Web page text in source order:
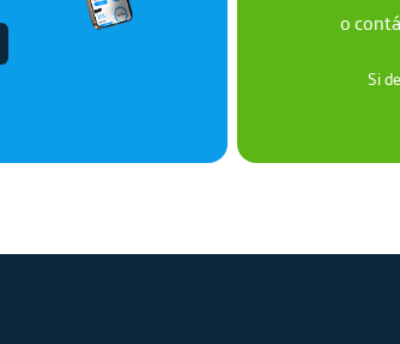
o
Si